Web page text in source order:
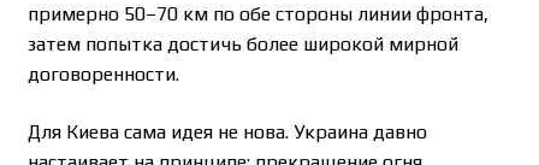
примерно 50–70 км по обе стороны линии фронта,
затем попытка достичь более широкой мирной
договоренности.
Для Киева сама идея не нова. Украина давно